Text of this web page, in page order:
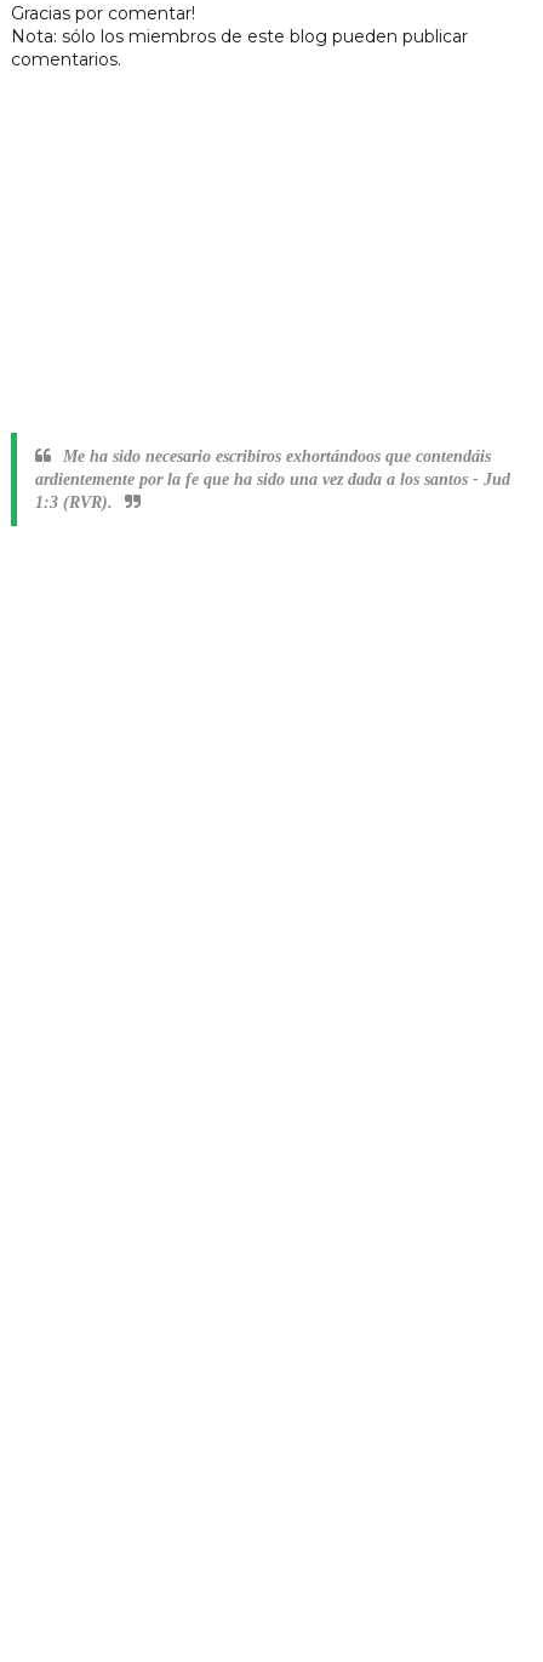
Gracias por comentar!
Nota: sólo los miembros de este blog pueden publicar
comentarios.
Me ha sido necesario escribiros exhortándoos que contendáis
ardientemente por la fe que ha sido una vez dada a los santos - Jud
1:3 (RVR).